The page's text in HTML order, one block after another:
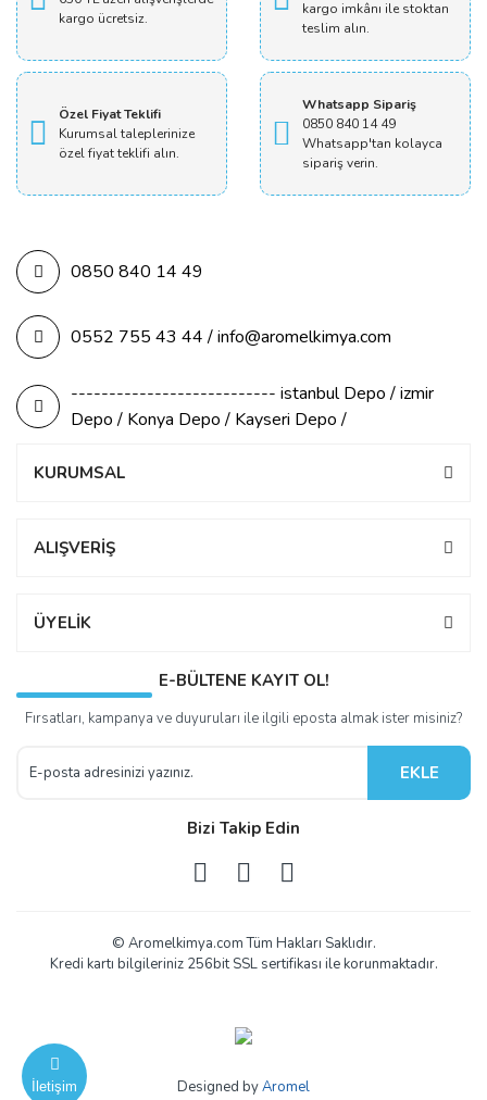
İletişim
kargo ücretsiz.
kargo imkânı ile stoktan
teslim alın.
Özel Fiyat Teklifi
Kurumsal taleplerinize
özel fiyat teklifi alın.
Whatsapp Sipariş
0850 840 14 49
Whatsapp'tan kolayca
sipariş verin.
0850 840 14 49
0552 755 43 44 / info@aromelkimya.com
--------------------------- istanbul Depo / izmir
Depo / Konya Depo / Kayseri Depo /
KURUMSAL
ALIŞVERİŞ
ÜYELİK
E-BÜLTENE KAYIT OL!
Fırsatları, kampanya ve duyuruları ile ilgili eposta almak ister misiniz?
EKLE
Bizi Takip Edin
© Aromelkimya.com Tüm Hakları Saklıdır.
Kredi kartı bilgileriniz 256bit SSL sertifikası ile korunmaktadır.
Designed byAromel